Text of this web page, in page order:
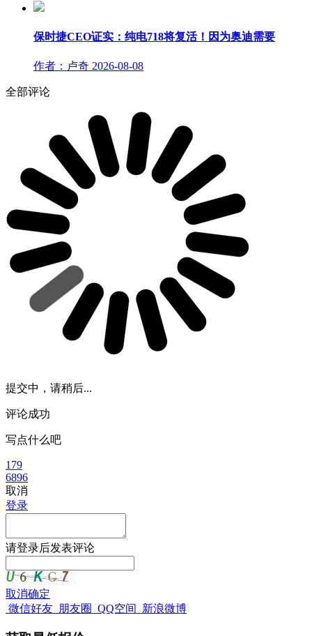
保时捷CEO证实：纯电718将复活！因为奥迪需要
作者：卢奇 2026-08-08
全部评论
提交中，请稍后...
评论成功
写点什么吧
179
6896
取消
登录
请登录后发表评论
取消确定
微信好友 朋友圈 QQ空间 新浪微博